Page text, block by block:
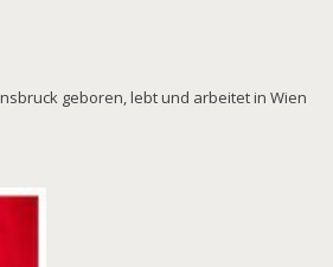
geboren, lebt und arbeitet in Wien